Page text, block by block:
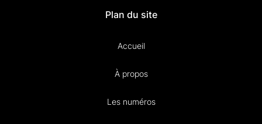
Plan du site
Accueil
À propos
Les numéros